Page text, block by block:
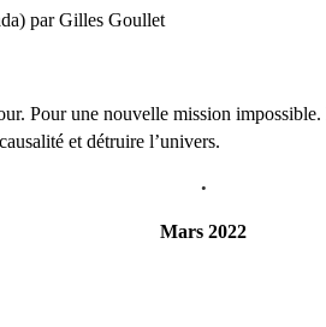
par Gilles Goullet
Pour une nouvelle mission
et détruire l’univers.
•
Mars 2022